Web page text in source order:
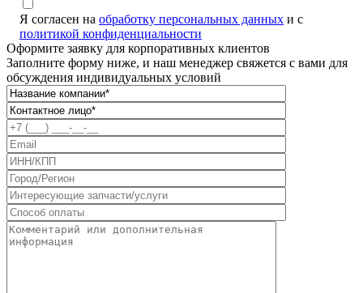
Я согласен на обработку персональных данных и с
политикой конфиденциальности
Оформите заявку для корпоративных клиентов
Заполните форму ниже, и наш менеджер свяжется с вами для
обсуждения индивидуальных условий